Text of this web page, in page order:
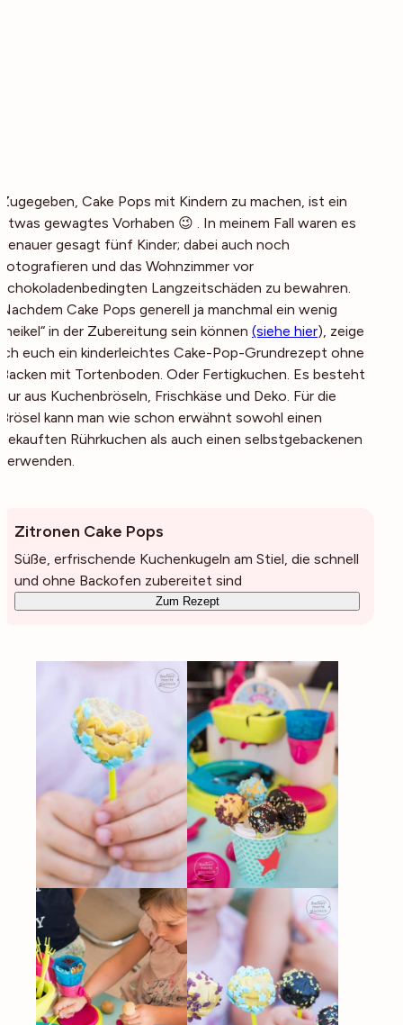
Zugegeben, Cake Pops mit Kindern zu machen, ist ein
etwas gewagtes Vorhaben 😉 . In meinem Fall waren es
genauer gesagt fünf Kinder; dabei auch noch
fotografieren und das Wohnzimmer vor
schokoladenbedingten Langzeitschäden zu bewahren.
Nachdem Cake Pops generell ja manchmal ein wenig
„heikel“ in der Zubereitung sein können (siehe hier), zeige
ich euch ein kinderleichtes Cake-Pop-Grundrezept ohne
Backen mit Tortenboden. Oder Fertigkuchen. Es besteht
nur aus Kuchenbröseln, Frischkäse und Deko. Für die
Brösel kann man wie schon erwähnt sowohl einen
gekauften Rührkuchen als auch einen selbstgebackenen
verwenden.
Zitronen Cake Pops
Süße, erfrischende Kuchenkugeln am Stiel, die schnell
und ohne Backofen zubereitet sind
Zum Rezept